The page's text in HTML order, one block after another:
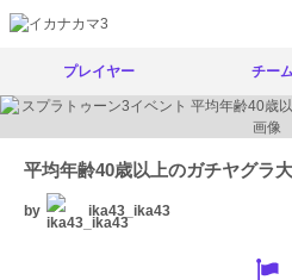
プレイヤー チー
平均年齢40歳以上のガチヤグラ
by ika43_ika43